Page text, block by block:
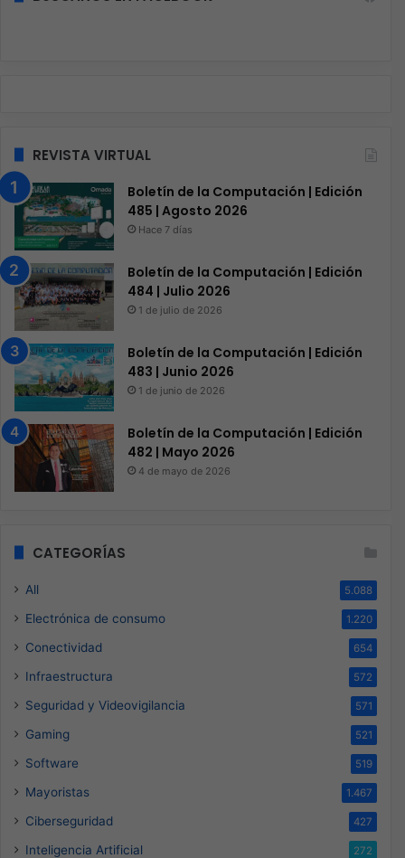
REVISTA VIRTUAL
Boletín de la Computación | Edición
485 | Agosto 2026
Hace 7 días
Boletín de la Computación | Edición
484 | Julio 2026
1 de julio de 2026
Boletín de la Computación | Edición
483 | Junio 2026
1 de junio de 2026
Boletín de la Computación | Edición
482 | Mayo 2026
4 de mayo de 2026
CATEGORÍAS
All 5.088
Electrónica de consumo 1.220
Conectividad 654
Infraestructura 572
Seguridad y Videovigilancia 571
Gaming 521
Software 519
Mayoristas 1.467
Ciberseguridad 427
Inteligencia Artificial 272